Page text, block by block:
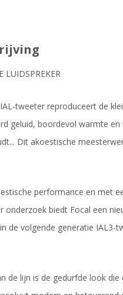
LUIDSPREKER
tweeter reproduceert de
geluid, boordevol warmte
Dit akoestische
performance en met
onderzoek biedt Focal een
de volgende generatie IAL3-
de lijn is de gedurfde look